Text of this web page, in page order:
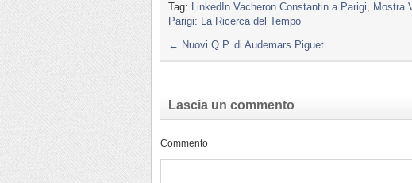
Tag: LinkedIn Vacheron Constantin a Parigi, Mostra
Parigi: La Ricerca del Tempo
← Nuovi Q.P. di Audemars Piguet
Lascia un commento
Commento